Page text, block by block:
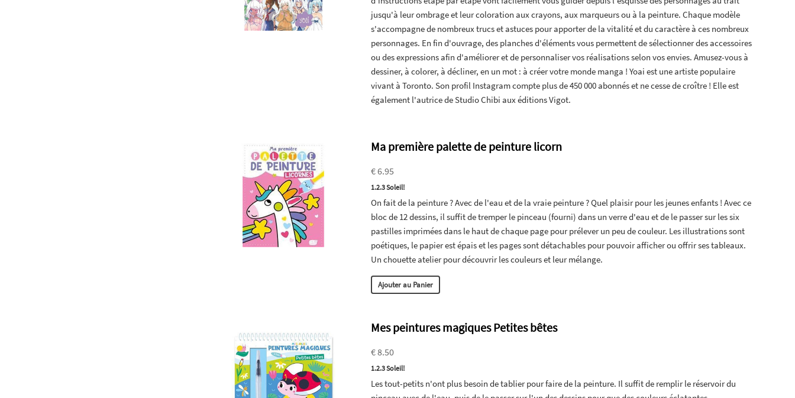
jusqu'à leur ombrage et leur coloration aux crayons, aux marqueurs ou à la peinture. Chaque modèle
s'accompagne de nombreux trucs et astuces pour apporter de la vitalité et du caractère à ces nombreux
personnages. En fin d'ouvrage, des planches d'éléments vous permettent de sélectionner des accessoires
ou des expressions afin d'améliorer et de personnaliser vos réalisations selon vos envies. Amusez-vous à
dessiner, à colorer, à décliner, en un mot : à créer votre monde manga ! Yoai est une artiste populaire
vivant à Toronto. Son profil Instagram compte plus de 450 000 abonnés et ne cesse de croître ! Elle est
également l'autrice de Studio Chibi aux éditions Vigot.
Ma première palette de peinture licorn
€ 6.95
1.2.3 Soleil!
On fait de la peinture ? Avec de l'eau et de la vraie peinture ? Quel plaisir pour les jeunes enfants ! Avec ce
bloc de 12 dessins, il suffit de tremper le pinceau (fourni) dans un verre d'eau et de le passer sur les six
pastilles imprimées dans le haut de chaque page pour prélever un peu de couleur. Les illustrations sont
poétiques, le papier est épais et les pages sont détachables pour pouvoir afficher ou offrir ses tableaux.
Un chouette atelier pour découvrir les couleurs et leur mélange.
Ajouter au Panier
Mes peintures magiques Petites bêtes
€ 8.50
1.2.3 Soleil!
Les tout-petits n'ont plus besoin de tablier pour faire de la peinture. Il suffit de remplir le réservoir du